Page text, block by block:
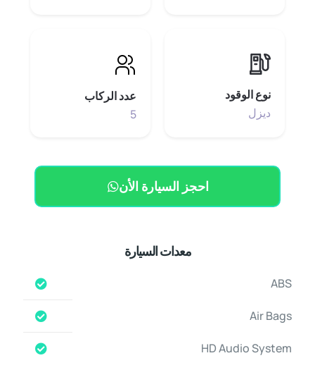
نوع الوقود
ديزل
عدد الركاب
5
احجز السيارة الأن
معدات السيارة
ABS
Air Bags
HD Audio System